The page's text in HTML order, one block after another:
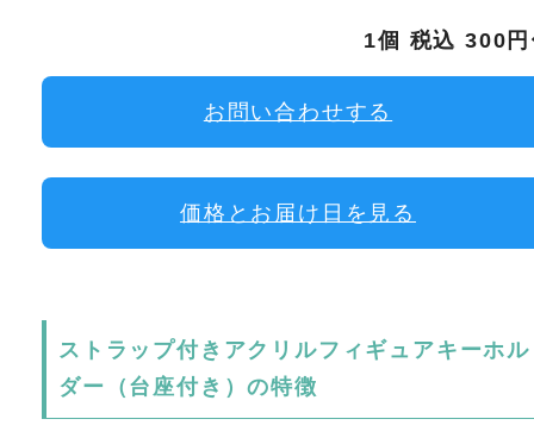
1個 税込 300
お問い合わせする
価格とお届け日を見る
ストラップ付きアクリルフィギュアキーホル
ダー（台座付き）の特徴